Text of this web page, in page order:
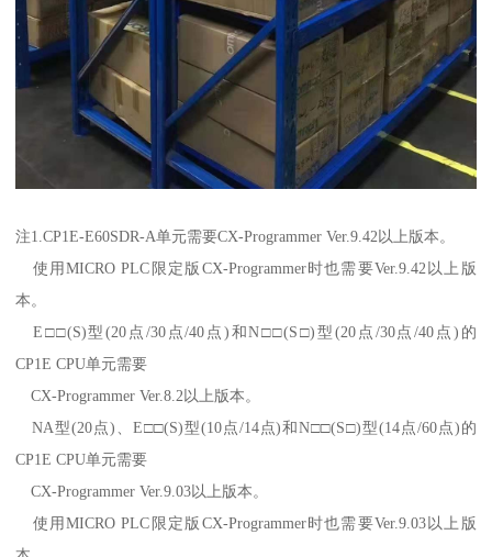
注1.CP1E-E60SDR-A单元需要CX-Programmer Ver.9.42以上版本。
使用MICRO PLC限定版CX-Programmer时也需要Ver.9.42以上版
本。
E□□(S)型(20点/30点/40点)和N□□(S□)型(20点/30点/40点)的
CP1E CPU单元需要
CX-Programmer Ver.8.2以上版本。
NA型(20点)、E□□(S)型(10点/14点)和N□□(S□)型(14点/60点)的
CP1E CPU单元需要
CX-Programmer Ver.9.03以上版本。
使用MICRO PLC限定版CX-Programmer时也需要Ver.9.03以上版